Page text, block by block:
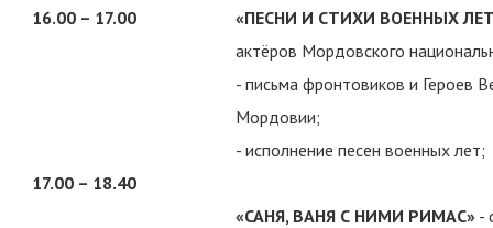
16.00 – 17.00
17.00 – 18.40
«ПЕСНИ И СТИХИ ВОЕННЫХ
актёров Мордовского
- письма фронтовиков и Героев
Мордовии;
- исполнение песен военных лет;
«САНЯ, ВАНЯ С НИМИ РИМАС» -